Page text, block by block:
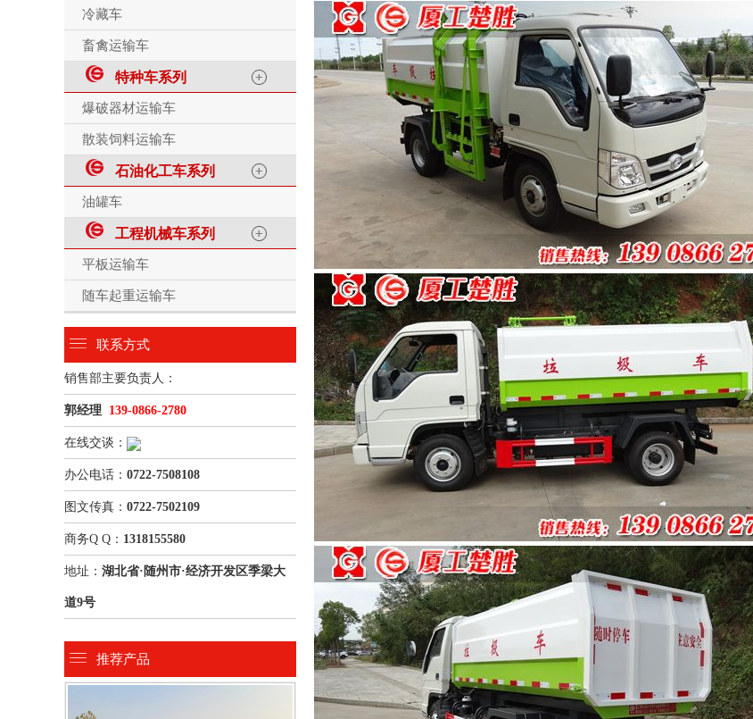
冷藏车
畜禽运输车
特种车系列
爆破器材运输车
散装饲料运输车
石油化工车系列
油罐车
工程机械车系列
平板运输车
随车起重运输车
联系方式
销售部主要负责人：
郭经理 139-0866-2780
在线交谈：
办公电话： 0722-7508108
图文传真： 0722-7502109
商务Q Q： 1318155580
地址： 湖北省·随州市·经济开发区季梁大
道9号
推荐产品